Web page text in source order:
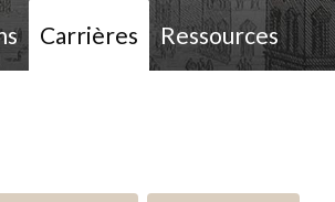
Carrières Ressources